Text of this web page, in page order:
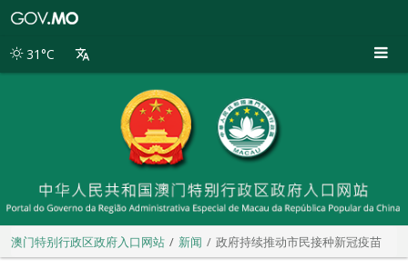
别
31°C
澳门特别行政区政府入口网站 新闻 政府持续推动市民接种新冠疫苗